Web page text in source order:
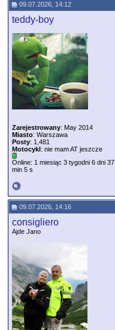
09.07.2026, 14:12
teddy-boy
Zarejestrowany: May 2014
Miasto: Warszawa
Posty: 1,481
Motocykl: nie mam AT jeszcze
Online: 1 miesiąc 3 tygodni 6 dni 37
min 5 s
09.07.2026, 14:16
consigliero
Ajde Jano